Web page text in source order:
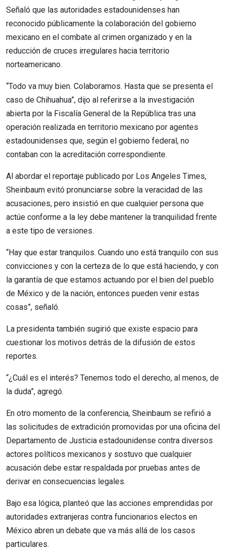
Señaló que las autoridades estadounidenses han
reconocido públicamente la colaboración del gobierno
mexicano en el combate al crimen organizado y en la
reducción de cruces irregulares hacia territorio
norteamericano.
“Todo va muy bien. Colaboramos. Hasta que se presenta el
caso de Chihuahua”, dijo al referirse a la investigación
abierta por la Fiscalía General de la República tras una
operación realizada en territorio mexicano por agentes
estadounidenses que, según el gobierno federal, no
contaban con la acreditación correspondiente.
Al abordar el reportaje publicado por Los Angeles Times,
Sheinbaum evitó pronunciarse sobre la veracidad de las
acusaciones, pero insistió en que cualquier persona que
actúe conforme a la ley debe mantener la tranquilidad frente
a este tipo de versiones.
“Hay que estar tranquilos. Cuando uno está tranquilo con sus
convicciones y con la certeza de lo que está haciendo, y con
la garantía de que estamos actuando por el bien del pueblo
de México y de la nación, entonces pueden venir estas
cosas”, señaló.
La presidenta también sugirió que existe espacio para
cuestionar los motivos detrás de la difusión de estos
reportes.
“¿Cuál es el interés? Tenemos todo el derecho, al menos, de
la duda”, agregó.
En otro momento de la conferencia, Sheinbaum se refirió a
las solicitudes de extradición promovidas por una oficina del
Departamento de Justicia estadounidense contra diversos
actores políticos mexicanos y sostuvo que cualquier
acusación debe estar respaldada por pruebas antes de
derivar en consecuencias legales.
Bajo esa lógica, planteó que las acciones emprendidas por
autoridades extranjeras contra funcionarios electos en
México abren un debate que va más allá de los casos
particulares.